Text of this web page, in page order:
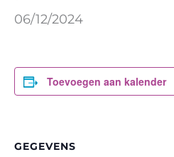
06/12/2024
Toevoegen aan kalender
GEGEVENS